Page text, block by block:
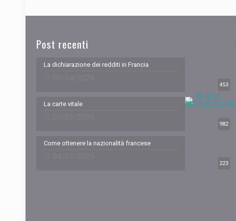
Post recenti
453
La dichiarazione dei redditi in Francia
982
La carte vitale
223
Come ottenere la nazionalità francese